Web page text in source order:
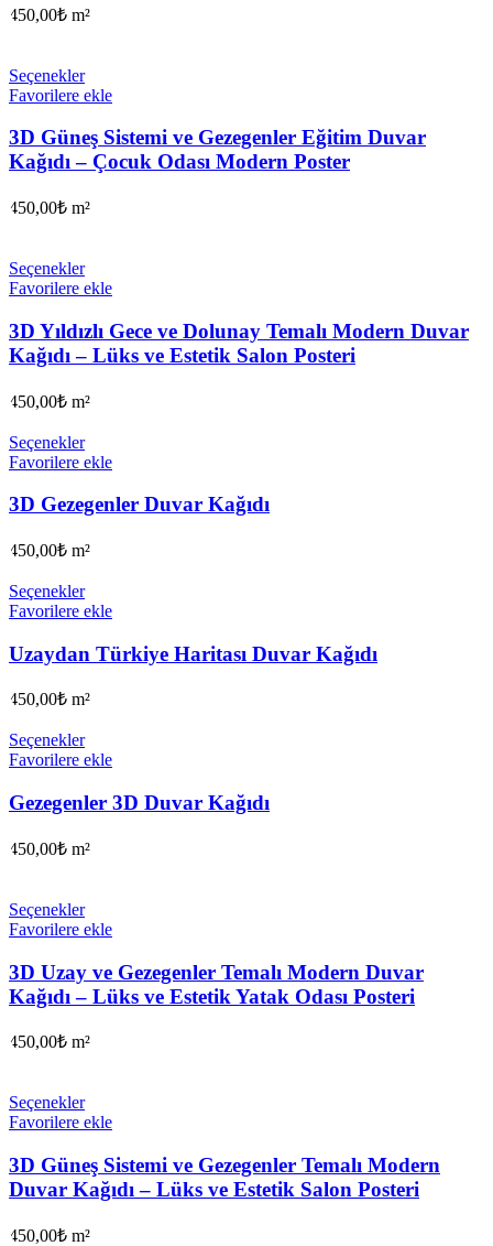
450,00₺ m²
Seçenekler
Favorilere ekle
3D Güneş Sistemi ve Gezegenler Eğitim Duvar
Kağıdı – Çocuk Odası Modern Poster
450,00₺ m²
Seçenekler
Favorilere ekle
3D Yıldızlı Gece ve Dolunay Temalı Modern Duvar
Kağıdı – Lüks ve Estetik Salon Posteri
450,00₺ m²
Seçenekler
Favorilere ekle
3D Gezegenler Duvar Kağıdı
450,00₺ m²
Seçenekler
Favorilere ekle
Uzaydan Türkiye Haritası Duvar Kağıdı
450,00₺ m²
Seçenekler
Favorilere ekle
Gezegenler 3D Duvar Kağıdı
450,00₺ m²
Seçenekler
Favorilere ekle
3D Uzay ve Gezegenler Temalı Modern Duvar
Kağıdı – Lüks ve Estetik Yatak Odası Posteri
450,00₺ m²
Seçenekler
Favorilere ekle
3D Güneş Sistemi ve Gezegenler Temalı Modern
Duvar Kağıdı – Lüks ve Estetik Salon Posteri
450,00₺ m²